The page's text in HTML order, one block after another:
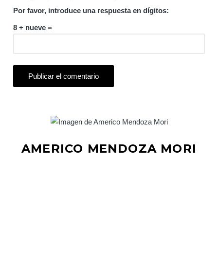
Por favor, introduce una respuesta en dígitos:
8 + nueve =
AMERICO MENDOZA MORI